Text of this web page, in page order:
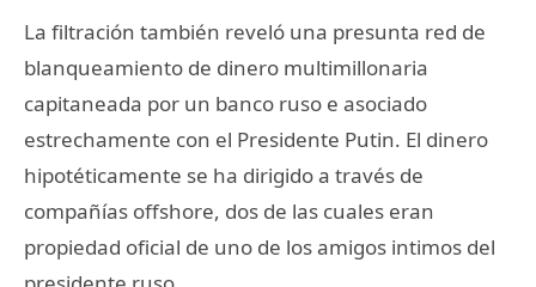
La filtración también reveló una presunta red de
blanqueamiento de dinero multimillonaria
capitaneada por un banco ruso e asociado
estrechamente con el Presidente Putin. El dinero
hipotéticamente se ha dirigido a través de
compañías offshore, dos de las cuales eran
propiedad oficial de uno de los amigos intimos del